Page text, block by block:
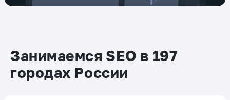
Занимаемся SEO в 197
городах России